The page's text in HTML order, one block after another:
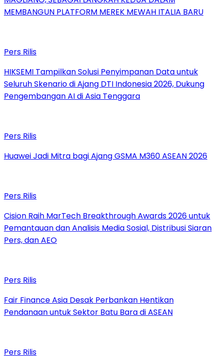
MEMBANGUN PLATFORM MEREK MEWAH ITALIA BARU
Pers Rilis
HIKSEMI Tampilkan Solusi Penyimpanan Data untuk
Seluruh Skenario di Ajang DTI Indonesia 2026, Dukung
Pengembangan AI di Asia Tenggara
Pers Rilis
Huawei Jadi Mitra bagi Ajang GSMA M360 ASEAN 2026
Pers Rilis
Cision Raih MarTech Breakthrough Awards 2026 untuk
Pemantauan dan Analisis Media Sosial, Distribusi Siaran
Pers, dan AEO
Pers Rilis
Fair Finance Asia Desak Perbankan Hentikan
Pendanaan untuk Sektor Batu Bara di ASEAN
Pers Rilis